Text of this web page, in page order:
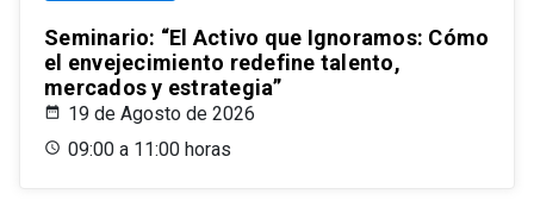
Seminario: “El Activo que Ignoramos: Cómo
el envejecimiento redefine talento,
mercados y estrategia”
19 de Agosto de 2026
09:00 a 11:00 horas